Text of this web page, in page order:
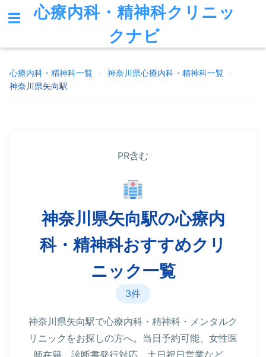
心療内科・精神科クリニッ
クナビ
心療内科・精神科一覧 神奈川県心療内科・精神科一覧
神奈川県矢向駅
PR含む
神奈川県矢向駅の心療内
科・精神科おすすめクリ
ニック一覧
3件
神奈川県矢向駅で心療内科・精神科・メンタルク
リニックをお探しの方へ。当日予約可能、女性医
師在籍、診断書発行対応、土日祝日営業など、